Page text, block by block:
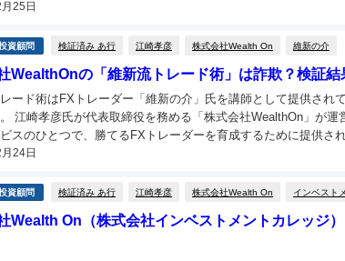
25日
た」という投資家を見かけることは難しいようですね。...
資顧問 検証済み あ行 江崎孝彦 株式会社Wealth On 維新の介
WealthOnの「維新流トレード術」は詐欺？検証結
24日
ード術はFXトレーダー「維新の介」氏を講師として提供され
江崎孝彦氏が代表取締役を務める「株式会社WealthOn」が運
スのひとつで、勝てるFXトレーダーを育成するために提供さ
資顧問 検証済み あ行 江崎孝彦 株式会社Wealth On インベスト
Wealth On（株式会社インベストメントカレッジ